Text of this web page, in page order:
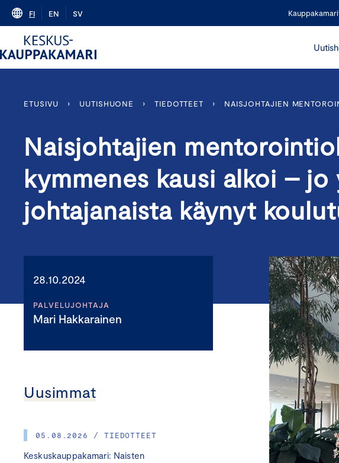
Skip
content
FI EN SV
ETUSIVU › UUTISHUONE › TIEDOTTEET › NAISJOHTAJIEN
Naisjohtajien
kymmenes kausi alkoi – jo
johtajanaista käynyt
28.10.2024
PALVELUJOHTAJA
Mari Hakkarainen
Uusimmat
05.08.2026 / TIEDOTTEET
Keskuskauppakamari: Naisten